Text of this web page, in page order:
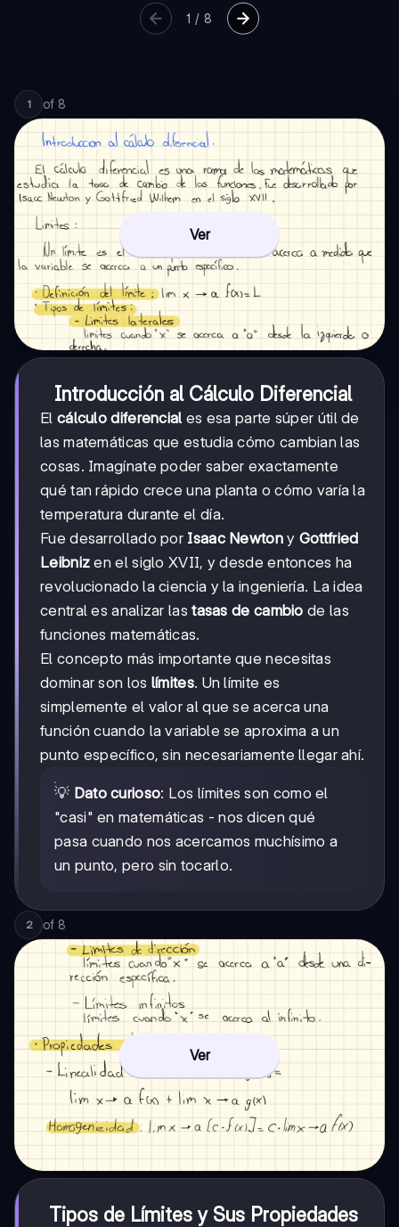
1 / 8
1 of 8
Ver
Introducción al Cálculo Diferencial
El cálculo diferencial es esa parte súper útil de
las matemáticas que estudia cómo cambian las
cosas. Imagínate poder saber exactamente
qué tan rápido crece una planta o cómo varía la
temperatura durante el día.
Fue desarrollado por Isaac Newtony Gottfried
Leibniz en el siglo XVII, y desde entonces ha
revolucionado la ciencia y la ingeniería. La idea
central es analizar lastasas de cambio de las
funciones matemáticas.
El concepto más importante que necesitas
dominar son los límites. Un límite es
simplemente el valor al que se acerca una
función cuando la variable se aproxima a un
punto específico, sin necesariamente llegar ahí.
💡 Dato curioso: Los límites son como el
"casi" en matemáticas - nos dicen qué
pasa cuando nos acercamos muchísimo a
un punto, pero sin tocarlo.
2 of 8
Ver
Tipos de Límites y Sus Propiedades